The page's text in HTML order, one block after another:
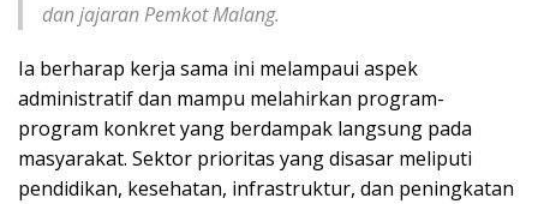
dan jajaran Pemkot Malang.
Ia berharap kerja sama ini melampaui aspek
administratif dan mampu melahirkan program-
program konkret yang berdampak langsung pada
masyarakat. Sektor prioritas yang disasar meliputi
pendidikan, kesehatan, infrastruktur, dan peningkatan